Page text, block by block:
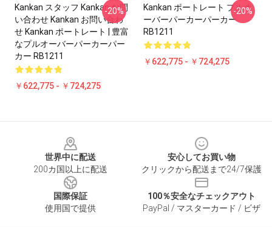
Kankan スタッフ Kankan お問
い合わせ Kankan お問い合わ
せ Kankan ポートレート | 豊富
なプルオーバーパーカーパー
カー RB1211
￥622,775 - ￥724,275
-20%
Kankan ポートレート プルオ
ーバーパーカーパーカー
RB1211
￥622,775 - ￥724,275
-20%
世界中に配送
200カ国以上に配送
安心してお買い物
クリックから配送まで24/7保護
国際保証
使用国で提供
100％安全なチェックアウト
PayPal / マスターカード / ビザ